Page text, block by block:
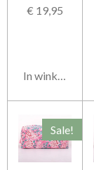
€ 19,95
In winkelwagen
Sale!